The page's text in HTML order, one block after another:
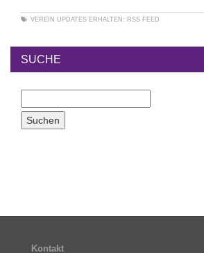
VEREIN UPDATES ERHALTEN: RSS FEED
SUCHE
Kontakt